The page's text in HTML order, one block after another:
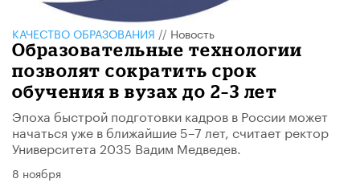
КАЧЕСТВО ОБРАЗОВАНИЯ // Новость
Образовательные технологии
позволят сократить срок
обучения в вузах до 2–3 лет
Эпоха быстрой подготовки кадров в России может
начаться уже в ближайшие 5–7 лет, считает ректор
Университета 2035 Вадим Медведев.
8 ноября